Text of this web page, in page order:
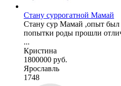
Стану суррогатной Мамай
Стану сур Мамай ,опыт был
попытки роды прошли
...
Кристина
1800000 руб.
Ярославль
1748